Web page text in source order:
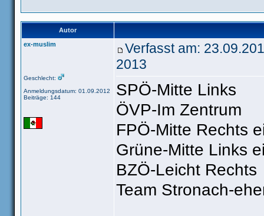
Autor
ex-muslim
Geschlecht:
Anmeldungsdatum: 01.09.2012
Beiträge: 144
Verfasst am:
2013
SPÖ-Mitte Links
ÖVP-Im Zentrum
FPÖ-Mitte Rechts
Grüne-Mitte Links
BZÖ-Leicht Rechts
Team Stronach-